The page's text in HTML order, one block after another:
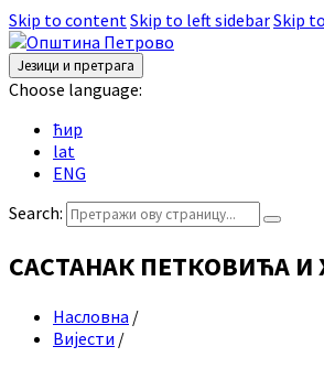
Skip to contentSkip to left sidebarSkip
Језици и претрага
Choose language:
ћир
lat
ENG
Search:
САСТАНАК ПЕТКОВИЋА
Насловна /
Вијести /